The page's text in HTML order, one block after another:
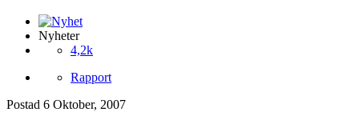
Nyheter
4,2k
Rapport
Postad 6 Oktober, 2007